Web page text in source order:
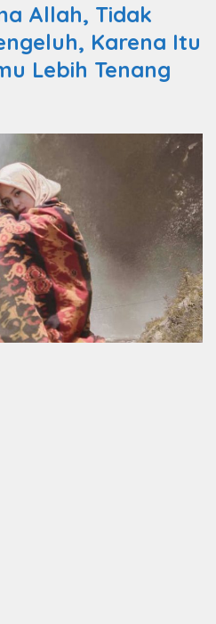
Allah, Tidak
Karena Itu
Lebih Tenang